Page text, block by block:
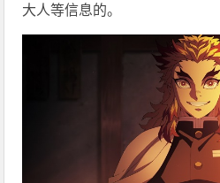
大人等信息的。